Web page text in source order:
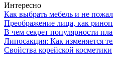
Интересно
Как выбрать мебель и не
Преображение лица, как
В чем секрет популярности
Липосакция: Как изменяется
Свойства корейской косметики